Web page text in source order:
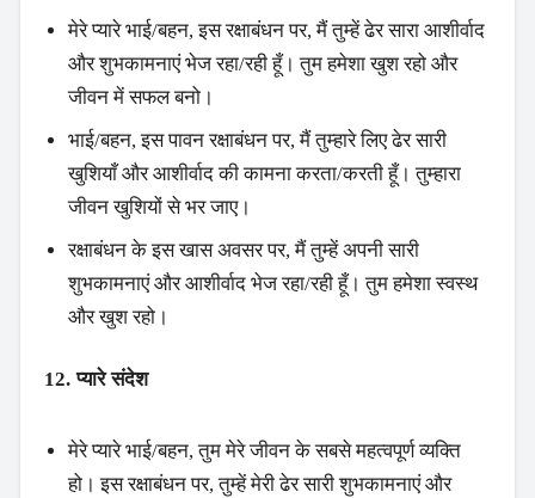
मेरे प्यारे भाई/बहन, इस रक्षाबंधन पर, मैं तुम्हें ढेर सारा आशीर्वाद
और शुभकामनाएं भेज रहा/रही हूँ। तुम हमेशा खुश रहो और
जीवन में सफल बनो।
भाई/बहन, इस पावन रक्षाबंधन पर, मैं तुम्हारे लिए ढेर सारी
खुशियाँ और आशीर्वाद की कामना करता/करती हूँ। तुम्हारा
जीवन खुशियों से भर जाए।
रक्षाबंधन के इस खास अवसर पर, मैं तुम्हें अपनी सारी
शुभकामनाएं और आशीर्वाद भेज रहा/रही हूँ। तुम हमेशा स्वस्थ
और खुश रहो।
12. प्यारे संदेश
मेरे प्यारे भाई/बहन, तुम मेरे जीवन के सबसे महत्वपूर्ण व्यक्ति
हो। इस रक्षाबंधन पर, तुम्हें मेरी ढेर सारी शुभकामनाएं और